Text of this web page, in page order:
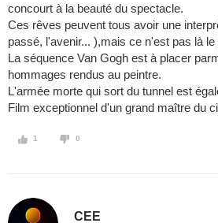
concourt à la beauté du spectacle.
Ces rêves peuvent tous avoir une
passé, l'avenir... ),mais ce n'est pas là le
La séquence Van Gogh est à placer
hommages rendus au peintre.
L'armée morte qui sort du tunnel est
Film exceptionnel d'un grand maître du
1 0
CEE